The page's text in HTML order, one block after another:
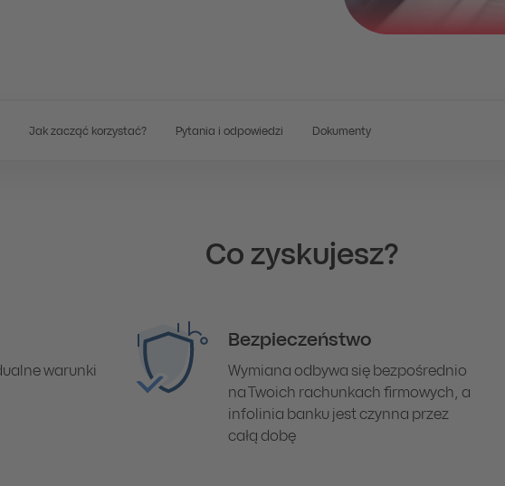
Jak zacząć korzystać? Pytania i odpowiedzi Dokumenty
Co zyskujesz?
warunki
Bezpieczeństwo
Wymiana odbywa się bezpośrednio
na Twoich rachunkach firmowych, a
infolinia banku jest czynna przez
całą dobę